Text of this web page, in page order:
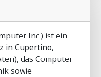
Inc.) ist ein
in Cupertino,
das Computer
sowie